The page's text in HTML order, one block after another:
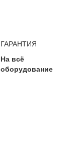
ГАРАНТИЯ
На всё
оборудование